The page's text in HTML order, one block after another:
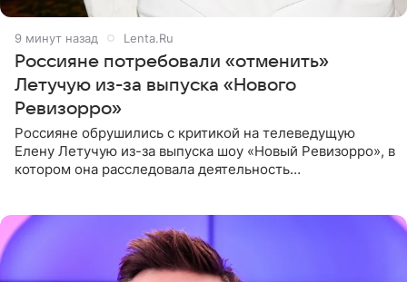
9 минут назад Lenta.Ru
Россияне потребовали «отменить»
Летучую из-за выпуска «Нового
Ревизорро»
Россияне обрушились с критикой на телеведущую
Елену Летучую из-за выпуска шоу «Новый Ревизорро», в
котором она расследовала деятельность